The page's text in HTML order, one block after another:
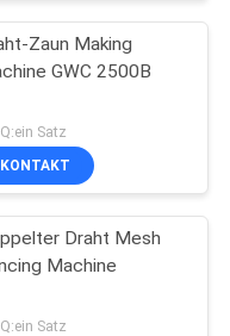
Zaun Making
GWC 2500B
Satz
KONTAKT
Draht Mesh
Machine
Satz